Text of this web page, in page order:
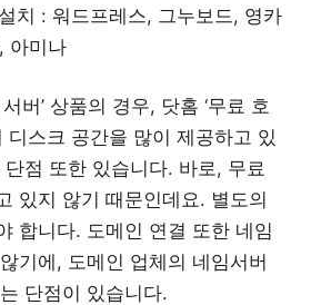
치 : 워드프레스, 그누보드, 영카
아미나
버’ 상품의 경우, 닷홈 ‘무료 호
디스크 공간을 많이 제공하고 있
점 또한 있습니다. 바로, 무료
있지 않기 때문인데요. 별도의
합니다. 도메인 연결 또한 네임
기에, 도메인 업체의 네임서버
단점이 있습니다.